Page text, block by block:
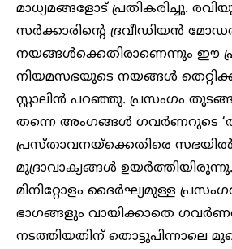
മാധ്യമങ്ങളോട് പ്രതികരിച്ചു.
സർക്കാരിന്റെ ദ്രവീഡിയൻ
നയങ്ങൾക്കെതിരാണെന്നും ഈ
നിയമസഭയുടെ നയങ്ങൾ
സ്റ്റാലിൻ പറഞ്ഞു. പ്രസംഗം
തന്നെ അംഗങ്ങൾ ഗവർണറുടെ
പ്രസ്താവനയ്‌ക്കെതിരെ സഭയിൽ
മുദ്രാവാക്യങ്ങൾ
മിനിറ്റോളം ദൈർഘ്യമുള്ള
ഭാഗങ്ങളും വായിക്കാതെ
നടത്തിയതിന് തൊട്ടുപിന്നാലെ